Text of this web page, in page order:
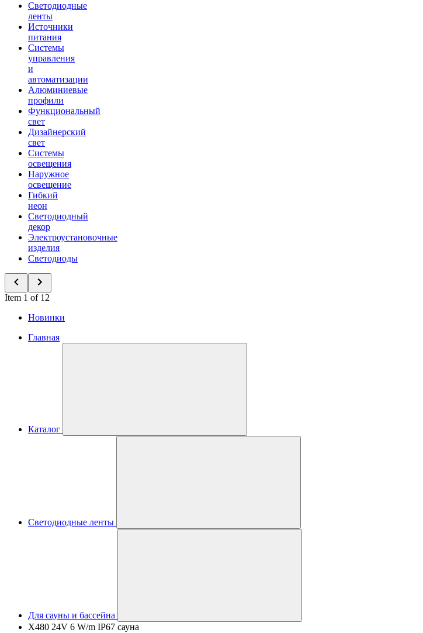
Светодиодные
ленты
Источники
питания
Системы
управления
и
автоматизации
Алюминиевые
профили
Функциональный
свет
Дизайнерский
свет
Системы
освещения
Наружное
освещение
Гибкий
неон
Светодиодный
декор
Электроустановочные
изделия
Светодиоды
Item 1 of 12
Новинки
Главная
Каталог
Светодиодные ленты
Для сауны и бассейна
X480 24V 6 W/m IP67 сауна